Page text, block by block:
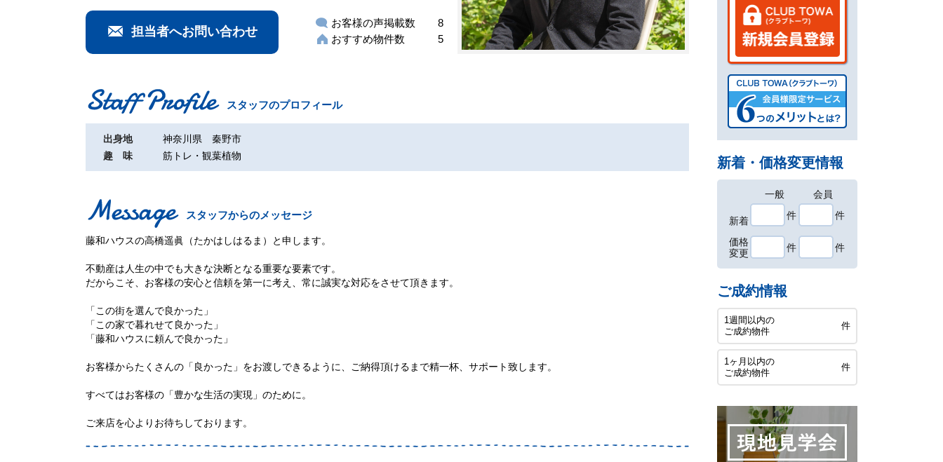
担当者へお問い合わせ
お客様の声掲載数
8
おすすめ物件数
5
スタッフのプロフィール
出身地
神奈川県 秦野市
趣 味
筋トレ・観葉植物
スタッフからのメッセージ
藤和ハウスの高橋遥眞（たかはしはるま）と申します。
不動産は人生の中でも大きな決断となる重要な要素です。
だからこそ、お客様の安心と信頼を第一に考え、常に誠実な対応をさせて頂きます。
「この街を選んで良かった」
「この家で暮れせて良かった」
「藤和ハウスに頼んで良かった」
お客様からたくさんの「良かった」をお渡しできるように、ご納得頂けるまで精一杯、サポート致します。
すべてはお客様の「豊かな生活の実現」のために。
ご来店を心よりお待ちしております。
新着・価格変更情報
一般 会員
新着
件 件
価格
変更
件 件
ご成約情報
1週間以内の
ご成約物件
件
1ヶ月以内の
ご成約物件
件